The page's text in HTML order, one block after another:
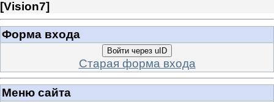
[Vision7]
Форма входа
Войти через uID
Старая форма входа
Меню сайта